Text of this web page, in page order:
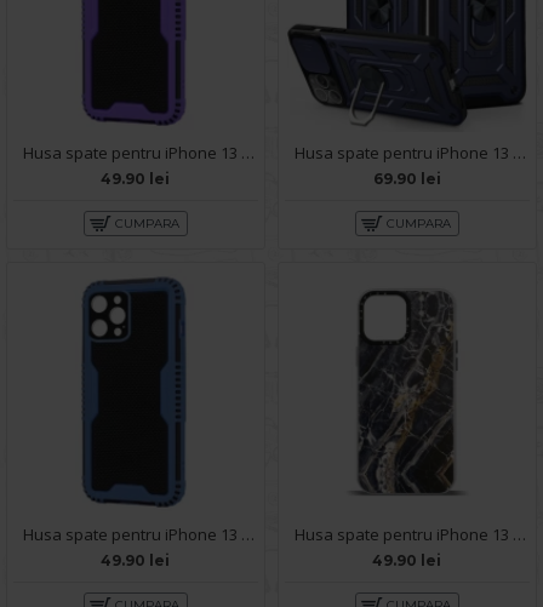
Husa spate pentru iPhone 13 Pro Max - Zip Case Mov
49.90 lei
CUMPARA
Husa spate pentru iPhone 13 Pro Max - Slide Case Albastru Inchis
69.90 lei
CUMPARA
Husa spate pentru iPhone 13 Pro Max - Zip Case Albastru
49.90 lei
Husa spate pentru iPhone 13 Pro Max - Misty Case
49.90 lei